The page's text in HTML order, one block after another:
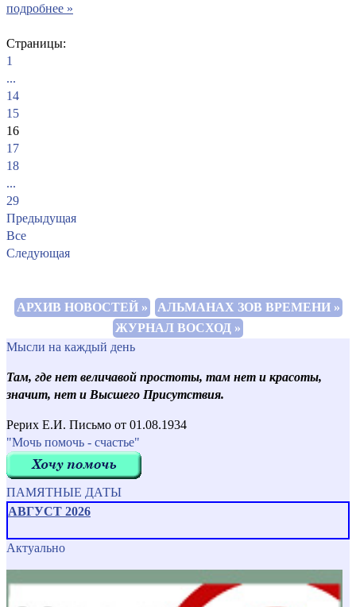
подробнее »
Страницы:
1
...
14
15
16
17
18
...
29
Предыдущая
Все
Следующая
АРХИВ НОВОСТЕЙ »
АЛЬМАНАХ ЗОВ ВРЕМЕНИ »
ЖУРНАЛ ВОСХОД »
Мысли на каждый день
Там, где нет величавой простоты, там нет и красоты,
значит, нет и Высшего Присутствия.
Рерих Е.И. Письмо от 01.08.1934
"Мочь помочь - счастье"
ПАМЯТНЫЕ ДАТЫ
АВГУСТ 2026
Актуально